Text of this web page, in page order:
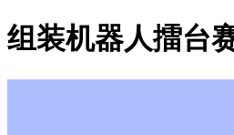
组装机器人擂台